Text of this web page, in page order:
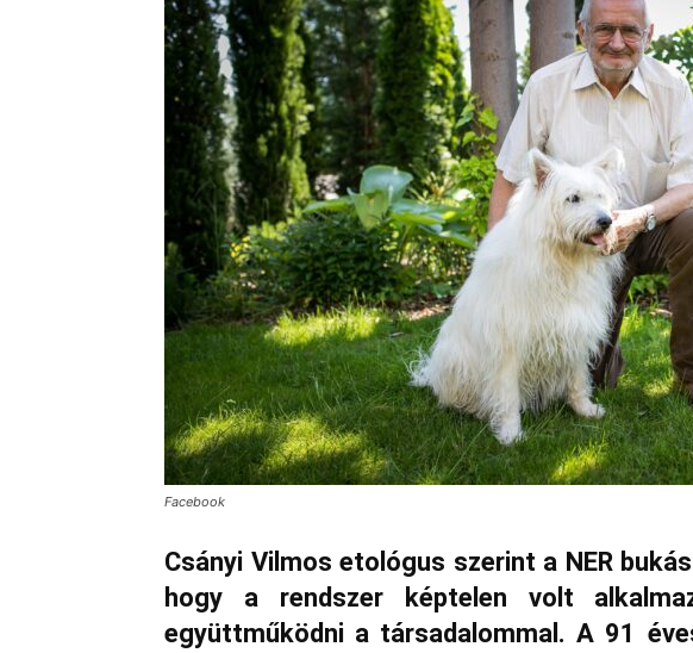
Facebook
Csányi Vilmos etológus szerint a NER
hogy a rendszer képtelen volt
együttműködni a társadalommal. A 91